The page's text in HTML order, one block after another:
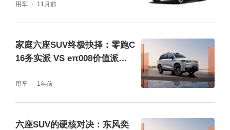
箱 + 1 个 20 寸行李箱 + 1 个 30L 登山包，纵
具。后备箱置物架可实现 “行李上下分区”，第
三排乘客行车中拿取零食或绘本无需停车；车
内还配备 6.5L 冷暖两用智能冰箱（支持 5℃保
鲜与 50℃保温，可放 8 瓶听装可乐或竖直奶
瓶），语音或远程即可控制，露营时大人的冷
用车 11月前
家庭六座SUV终极抉择：零跑C
16务实派 VS eπ008价值派，
用车 1年前
六座SUV的硬核对决：东风奕